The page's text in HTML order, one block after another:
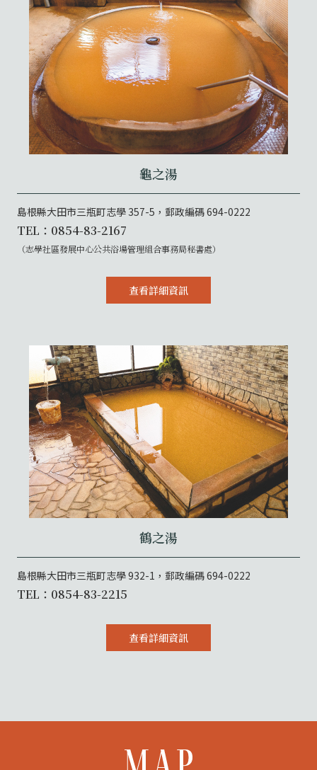
龜之湯
島根縣大田市三瓶町志學 357-5，郵政編碼 694-0222
TEL：0854-83-2167
（志學社區發展中心公共浴場管理組合事務局秘書處）
查看詳細資訊
鶴之湯
島根縣大田市三瓶町志學 932-1，郵政編碼 694-0222
TEL：0854-83-2215
查看詳細資訊